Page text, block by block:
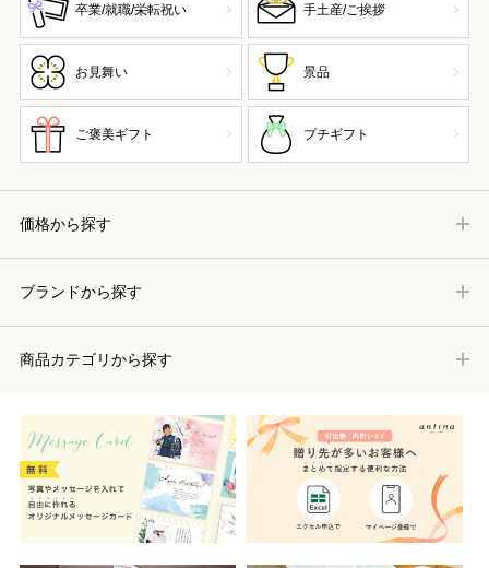
卒業/就職/栄転祝い 手土産/ご挨拶
お見舞い 景品
ご褒美ギフト プチギフト
価格から探す
ブランドから探す
商品カテゴリから探す